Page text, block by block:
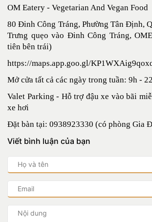
OM Eatery - Vegetarian And Vegan Food
80 Đinh Công Tráng, Phường Tân Định,
Trưng quẹo vào Đinh Công Tráng,
tiên bên trái)
https://maps.app.goo.gl/
Mở cửa tất cả các ngày trong tuần: 9h -
Valet Parking - Hỗ trợ đậu xe vào bãi
xe hơi
Đặt bàn tại: 0938923330 (có phòng Gia
Viết bình luận của bạn